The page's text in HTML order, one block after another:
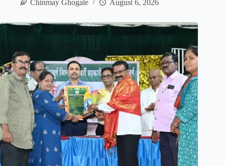
Chinmay Ghogale
August 6, 2026